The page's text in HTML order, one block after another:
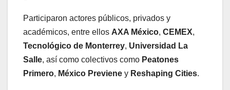
Participaron actores públicos, privados y
académicos, entre ellos AXA México, CEMEX,
Tecnológico de Monterrey, Universidad La
Salle, así como colectivos como Peatones
Primero, México Previene y Reshaping Cities.